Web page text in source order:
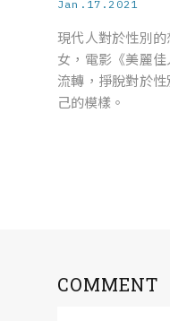
Jan.17.2021
現代人對於性別
女，電影《美麗
流轉，掙脫對於
己的模樣。
COMMENT